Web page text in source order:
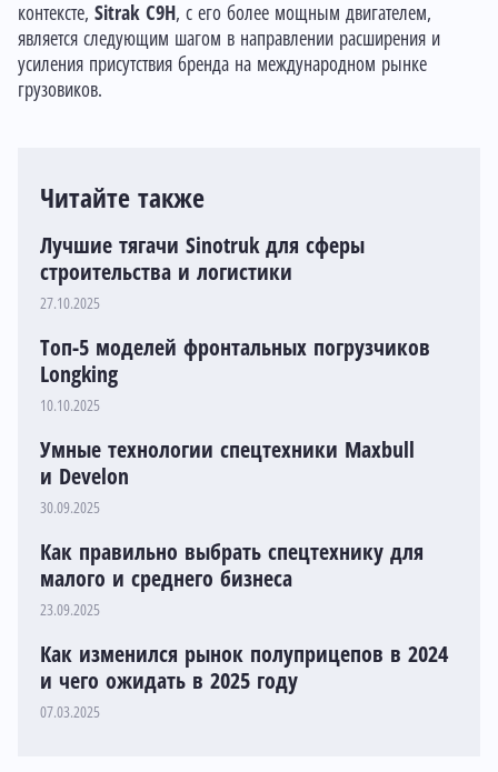
контексте, Sitrak C9H, с его более мощным двигателем,
является следующим шагом в направлении расширения и
усиления присутствия бренда на международном рынке
грузовиков.
Читайте также
Лучшие тягачи Sinotruk для сферы
строительства и логистики
27.10.2025
Топ-5 моделей фронтальных погрузчиков
Longking
10.10.2025
Умные технологии спецтехники Maxbull
и Develon
30.09.2025
Как правильно выбрать спецтехнику для
малого и среднего бизнеса
23.09.2025
Как изменился рынок полуприцепов в 2024
и чего ожидать в 2025 году
07.03.2025